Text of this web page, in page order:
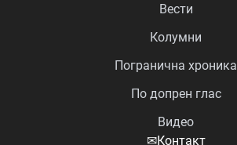
Вести
Колумни
Погранична хроника
По допрен глас
Видео
✉Контакт